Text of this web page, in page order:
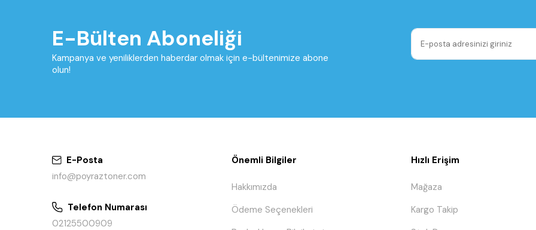
E-Bülten Aboneliği
Kampanya ve yeniliklerden haberdar olmak için e-bültenimize abone
olun!
E-Posta
info@poyraztoner.com
Telefon Numarası
02125500909
Önemli Bilgiler
Hakkımızda
Ödeme Seçenekleri
Hızlı Erişim
Mağaza
Kargo Takip